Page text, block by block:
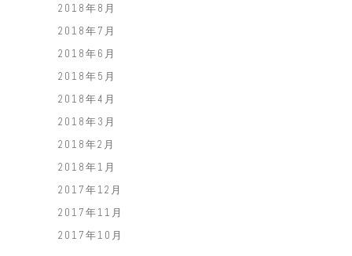
2018年8月
2018年7月
2018年6月
2018年5月
2018年4月
2018年3月
2018年2月
2018年1月
2017年12月
2017年11月
2017年10月